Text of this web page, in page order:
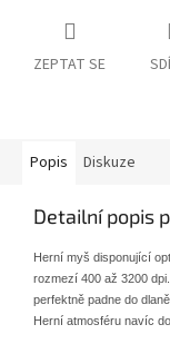
ZEPTAT SE
Popis Diskuze
Detailní popis
Herní myš disponující
rozmezí 400 až 3200
perfektně padne do
Herní atmosféru navíc